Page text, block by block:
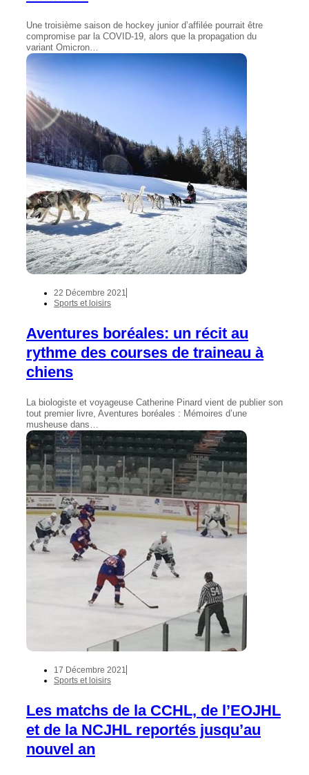
Une troisième saison de hockey junior d’affilée pourrait être
compromise par la COVID-19, alors que la propagation du
variant Omicron…
22 Décembre 2021
Sports et loisirs
Aventures boréales: un récit au
rythme des courses de traineau à
chiens
La biologiste et voyageuse Catherine Pinard vient de publier son
tout premier livre, Aventures boréales : Mémoires d’une
musheuse dans…
17 Décembre 2021
Sports et loisirs
Les matchs de la CCHL, de l’EOJHL
et de la NCJHL reportés jusqu’au
nouvel an